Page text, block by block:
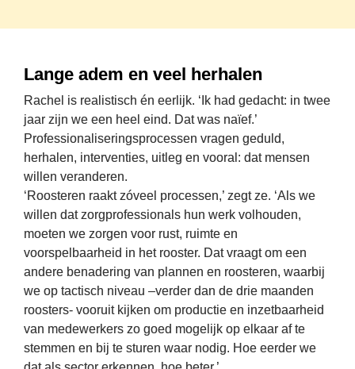
Lange adem en veel herhalen
Rachel is realistisch én eerlijk. ‘Ik had gedacht: in twee
jaar zijn we een heel eind. Dat was naïef.’
Professionaliserings­processen vragen geduld,
willen veranderen.
‘Roosteren raakt zóveel processen,’ zegt ze. ‘Als we
willen dat zorgprofessionals hun werk volhouden,
moeten we zorgen voor rust, ruimte en
voorspelbaarheid in het rooster. Dat vraagt om een
andere benadering van plannen en roosteren, waarbij
we op tactisch niveau –verder dan de drie maanden
roosters- vooruit kijken om productie en inzetbaarheid
van medewerkers zo goed mogelijk op elkaar af te
stemmen en bij te sturen waar nodig. Hoe eerder we